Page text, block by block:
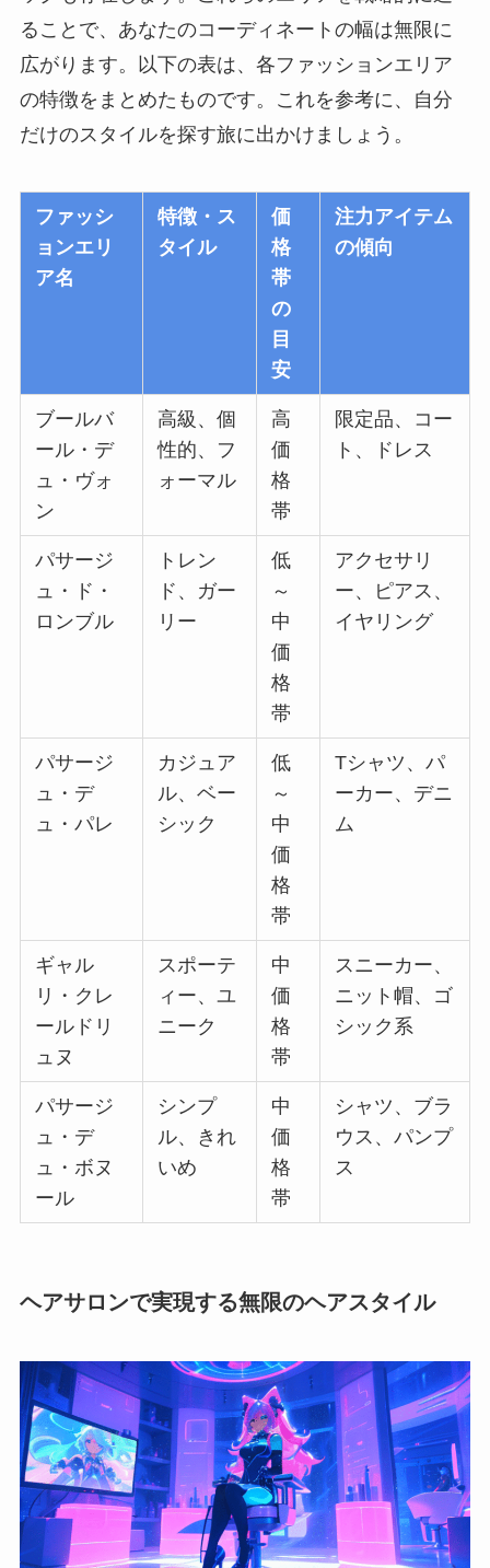
ることで、あなたのコーディネートの幅は無限に
広がります。以下の表は、各ファッションエリア
の特徴をまとめたものです。これを参考に、自分
だけのスタイルを探す旅に出かけましょう。
ファッシ
ョンエリ
ア名
特徴・ス
タイル
価
格
帯
の
目
安
注力アイテム
の傾向
ブールバ
ール・デ
ュ・ヴォ
ン
高級、個
性的、フ
ォーマル
高
価
格
帯
限定品、コー
ト、ドレス
パサージ
ュ・ド・
ロンブル
トレン
ド、ガー
リー
低
～
中
価
格
帯
アクセサリ
ー、ピアス、
イヤリング
パサージ
ュ・デ
ュ・パレ
カジュア
ル、ベー
シック
低
～
中
価
格
帯
Tシャツ、パ
ーカー、デニ
ム
ギャル
リ・クレ
ールドリ
ュヌ
スポーテ
ィー、ユ
ニーク
中
価
格
帯
スニーカー、
ニット帽、ゴ
シック系
パサージ
ュ・デ
ュ・ボヌ
ール
シンプ
ル、きれ
いめ
中
価
格
帯
シャツ、ブラ
ウス、パンプ
ス
ヘアサロンで実現する無限のヘアスタイル